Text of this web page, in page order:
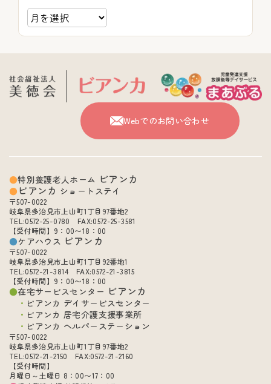
Webでのお問い合わせ
特別養護老人ホーム ビアンカ
ビアンカ ショートステイ
〒507-0022
岐阜県多治見市上山町1丁目97番地2
TEL:0572-25-0780 FAX:0572-25-3581
【受付時間】9：00〜18：00
ケアハウス ビアンカ
〒507-0022
岐阜県多治見市上山町1丁目92番地1
TEL:0572-21-3814 FAX:0572-21-3815
【受付時間】9：00〜18：00
在宅サービスセンター ビアンカ
ビアンカ デイサービスセンター
ビアンカ 居宅介護支援事業所
ビアンカ ヘルパーステーション
〒507-0022
岐阜県多治見市上山町1丁目97番地2
TEL:0572-21-2150 FAX:0572-21-2160
【受付時間】
月曜日～土曜日 8：00〜17：00